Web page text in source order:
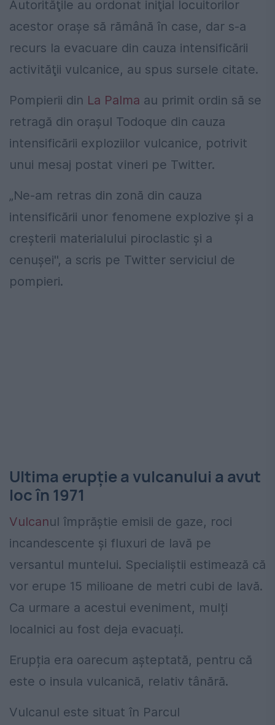
Autorităţile au ordonat iniţial locuitorilor
acestor oraşe să rămână în case, dar s-a
recurs la evacuare din cauza intensificării
activităţii vulcanice, au spus sursele citate.
Pompierii din La Palma au primit ordin să se
retragă din oraşul Todoque din cauza
intensificării exploziilor vulcanice, potrivit
unui mesaj postat vineri pe Twitter.
„Ne-am retras din zonă din cauza
intensificării unor fenomene explozive şi a
creşterii materialului piroclastic şi a
cenuşei'', a scris pe Twitter serviciul de
pompieri.
Ultima erupție a vulcanului a avut
loc în 1971
Vulcanul împrăștie emisii de gaze, roci
incandescente și fluxuri de lavă pe
versantul muntelui. Specialiștii estimează că
vor erupe 15 milioane de metri cubi de lavă.
Ca urmare a acestui eveniment, mulți
localnici au fost deja evacuați.
Erupția era oarecum așteptată, pentru că
este o insula vulcanică, relativ tânără.
Vulcanul este situat în Parcul